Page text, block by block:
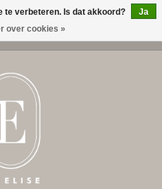
te verbeteren. Is dat akkoord?
Ja
over cookies »